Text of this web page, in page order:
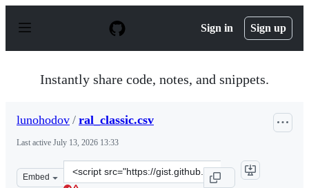
p
Sign in Sign up
Instantly share code, notes, and snippets.
lunohodov / ral_classic.csv
Last active July 13, 2026 13:33
Embed
Clone
this